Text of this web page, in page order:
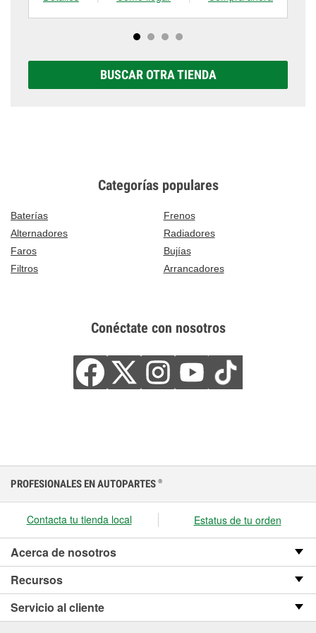
BUSCAR OTRA TIENDA
Categorías populares
Baterías
Frenos
Alternadores
Radiadores
Faros
Bujías
Filtros
Arrancadores
Conéctate con nosotros
PROFESIONALES EN AUTOPARTES ®
Contacta tu tienda local Estatus de tu orden
Acerca de nosotros
Recursos
Servicio al cliente